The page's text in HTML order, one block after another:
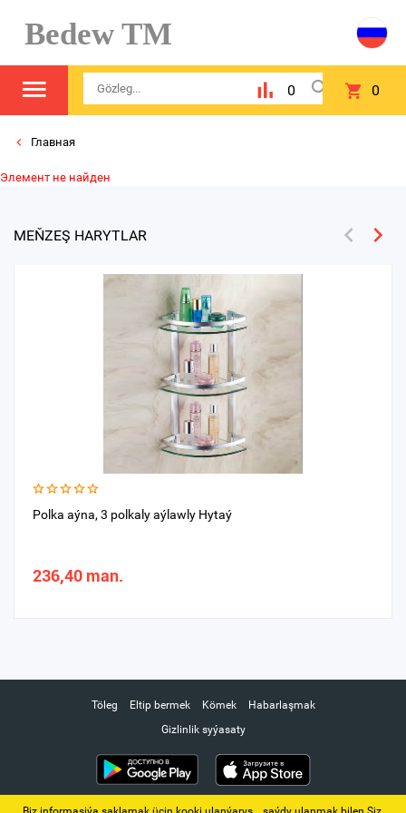
Bedew TM
0 0
Главная
Элемент не найден
MEŇZEŞ HARYTLAR
Polka aýna, 3 polkaly aýlawly Hytaý
236,40 man.
Töleg Eltip bermek Kömek
Habarlaşmak
Gizlinlik syýasaty